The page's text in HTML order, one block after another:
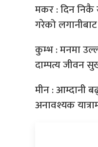
मकर : दिन निकै
गरेको
कुम्भ : मनमा
दाम्पत्य जीवन
मीन : आम्दानी
अनावश्यक